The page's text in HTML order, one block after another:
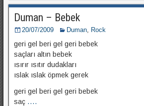
Duman – Bebek
20/07/2009 Duman, Rock
geri gel beri gel geri bebek
saçları altın bebek
ısırır ısıtır dudakları
ıslak ıslak öpmek gerek
geri gel beri gel geri bebek
saç ....